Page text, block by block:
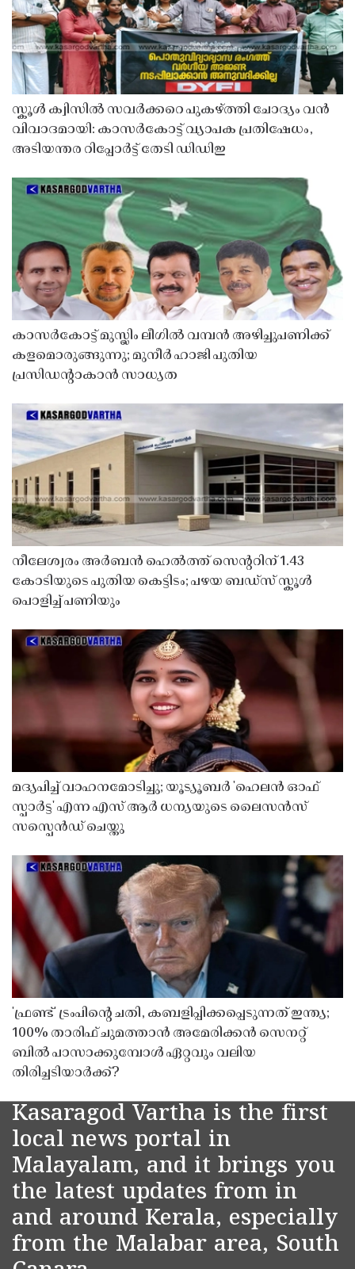
സ്കൂൾ ക്വിസിൽ സവർക്കറെ പുകഴ്ത്തി ചോദ്യം വൻ
വിവാദമായി: കാസർകോട്ട് വ്യാപക പ്രതിഷേധം,
അടിയന്തര റിപ്പോർട്ട് തേടി ഡിഡിഇ
കാസർകോട്ട് മുസ്ലിം ലീഗിൽ വമ്പൻ അഴിച്ചുപണിക്ക്
കളമൊരുങ്ങുന്നു; മുനീർ ഹാജി പുതിയ
പ്രസിഡൻ്റാകാൻ സാധ്യത
നീലേശ്വരം അർബൻ ഹെൽത്ത് സെൻ്ററിന് 1.43
കോടിയുടെ പുതിയ കെട്ടിടം; പഴയ ബഡ്സ് സ്കൂൾ
പൊളിച്ച് പണിയും
മദ്യപിച്ച് വാഹനമോടിച്ചു; യൂട്യൂബർ 'ഹെലൻ ഓഫ്
സ്പാർട്ട' എന്ന എസ് ആർ ധന്യയുടെ ലൈസൻസ്
സസ്പെൻഡ് ചെയ്തു ​​​​​​​
'ഫ്രണ്ട്' ട്രംപിന്റെ ചതി, കബളിപ്പിക്കപ്പെടുന്നത് ഇന്ത്യ;
100% താരിഫ് ചുമത്താൻ അമേരിക്കൻ സെനറ്റ്
ബിൽ പാസാക്കുമ്പോൾ ഏറ്റവും വലിയ
തിരിച്ചടിയാർക്ക്?
Kasaragod Vartha is the first
local news portal in
Malayalam, and it brings you
the latest updates from in
and around Kerala, especially
from the Malabar area, South